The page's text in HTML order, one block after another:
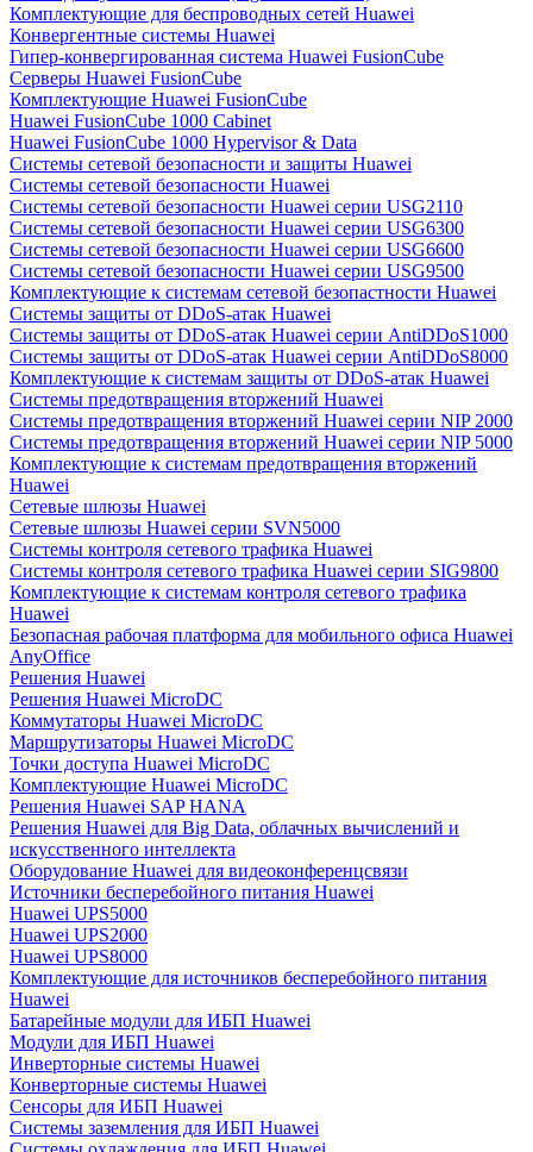
Комплектующие для беспроводных сетей Huawei
Конвергентные системы Huawei
Гипер-конвергированная система Huawei FusionCube
Серверы Huawei FusionCube
Комплектующие Huawei FusionCube
Huawei FusionCube 1000 Cabinet
Huawei FusionCube 1000 Hypervisor & Data
Системы сетевой безопасности и защиты Huawei
Системы сетевой безопасности Huawei
Системы сетевой безопасности Huawei серии USG2110
Системы сетевой безопасности Huawei серии USG6300
Системы сетевой безопасности Huawei серии USG6600
Системы сетевой безопасности Huawei серии USG9500
Комплектующие к системам сетевой безопастности Huawei
Системы защиты от DDoS-атак Huawei
Системы защиты от DDoS-атак Huawei серии AntiDDoS1000
Системы защиты от DDoS-атак Huawei серии AntiDDoS8000
Комплектующие к системам защиты от DDoS-атак Huawei
Системы предотвращения вторжений Huawei
Системы предотвращения вторжений Huawei серии NIP 2000
Системы предотвращения вторжений Huawei серии NIP 5000
Комплектующие к системам предотвращения вторжений
Huawei
Сетевые шлюзы Huawei
Сетевые шлюзы Huawei серии SVN5000
Системы контроля сетевого трафика Huawei
Системы контроля сетевого трафика Huawei серии SIG9800
Комплектующие к системам контроля сетевого трафика
Huawei
Безопасная рабочая платформа для мобильного офиса Huawei
AnyOffice
Решения Huawei
Решения Huawei MicroDC
Коммутаторы Huawei MicroDC
Маршрутизаторы Huawei MicroDC
Точки доступа Huawei MicroDC
Комплектующие Huawei MicroDC
Решения Huawei SAP HANA
Решения Huawei для Big Data, облачных вычислений и
искусственного интеллекта
Оборудование Huawei для видеоконференцсвязи
Источники бесперебойного питания Huawei
Huawei UPS5000
Huawei UPS2000
Huawei UPS8000
Комплектующие для источников бесперебойного питания
Huawei
Батарейные модули для ИБП Huawei
Модули для ИБП Huawei
Инверторные системы Huawei
Конверторные системы Huawei
Сенсоры для ИБП Huawei
Системы заземления для ИБП Huawei